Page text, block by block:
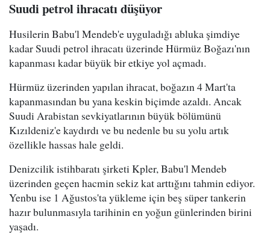
Suudi petrol ihracatı düşüyor
Husilerin Babu'l Mendeb'e uyguladığı abluka şimdiye
kadar Suudi petrol ihracatı üzerinde Hürmüz Boğazı'nın
kapanması kadar büyük bir etkiye yol açmadı.
Hürmüz üzerinden yapılan ihracat, boğazın 4 Mart'ta
kapanmasından bu yana keskin biçimde azaldı. Ancak
Suudi Arabistan sevkiyatlarının büyük bölümünü
Kızıldeniz'e kaydırdı ve bu nedenle bu su yolu artık
özellikle hassas hale geldi.
Denizcilik istihbaratı şirketi Kpler, Babu'l Mendeb
üzerinden geçen hacmin sekiz kat arttığını tahmin ediyor.
Yenbu ise 1 Ağustos'ta yükleme için beş süper tankerin
hazır bulunmasıyla tarihinin en yoğun günlerinden birini
yaşadı.